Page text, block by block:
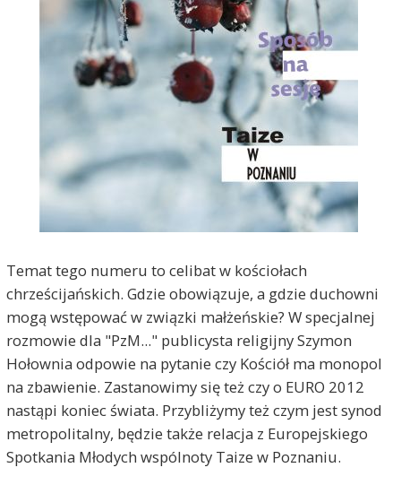
Temat tego numeru to celibat w kościołach
chrześcijańskich. Gdzie obowiązuje, a gdzie duchowni
mogą wstępować w związki małżeńskie? W specjalnej
rozmowie dla "PzM..." publicysta religijny Szymon
Hołownia odpowie na pytanie czy Kościół ma monopol
na zbawienie. Zastanowimy się też czy o EURO 2012
nastąpi koniec świata. Przybliżymy też czym jest synod
metropolitalny, będzie także relacja z Europejskiego
Spotkania Młodych wspólnoty Taize w Poznaniu.